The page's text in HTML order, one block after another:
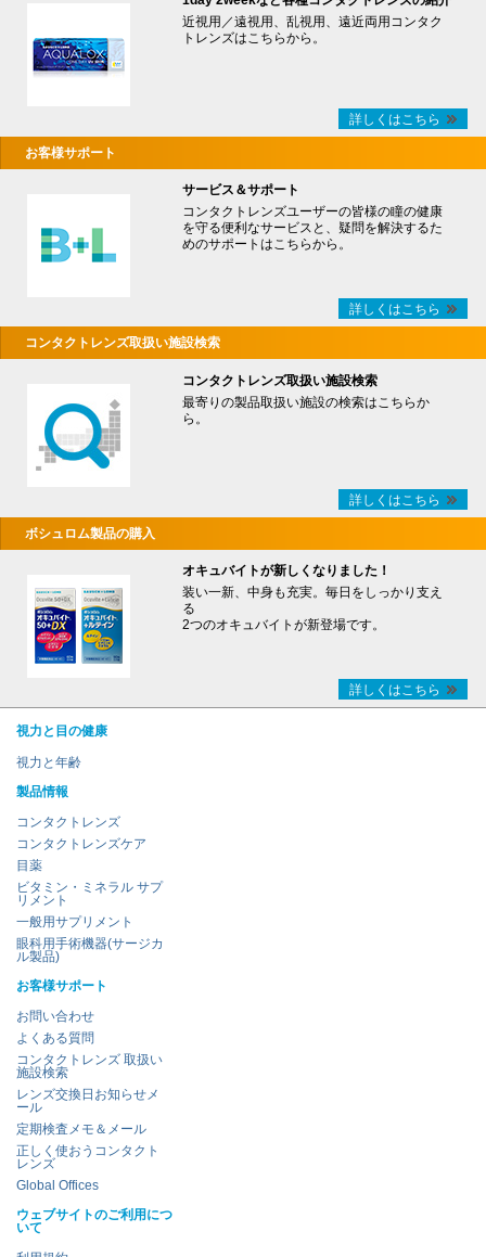
近視用／遠視用、乱視用、遠近両用コンタク
トレンズはこちらから。
詳しくはこちら
お客様サポート
サービス＆サポート
コンタクトレンズユーザーの皆様の瞳の健康
を守る便利なサービスと、疑問を解決するた
めのサポートはこちらから。
詳しくはこちら
コンタクトレンズ取扱い施設検索
コンタクトレンズ取扱い施設検索
最寄りの製品取扱い施設の検索はこちらか
ら。
詳しくはこちら
ボシュロム製品の購入
オキュバイトが新しくなりました！
装い一新、中身も充実。毎日をしっかり支え
る
2つのオキュバイトが新登場です。
詳しくはこちら
視力と目の健康
視力と年齢
製品情報
コンタクトレンズ
コンタクトレンズケア
目薬
ビタミン・ミネラル サプ
リメント
一般用サプリメント
眼科用手術機器(サージカ
ル製品)
お客様サポート
お問い合わせ
よくある質問
コンタクトレンズ 取扱い
施設検索
レンズ交換日お知らせメ
ール
定期検査メモ＆メール
正しく使おうコンタクト
レンズ
Global Offices
ウェブサイトのご利用につ
いて